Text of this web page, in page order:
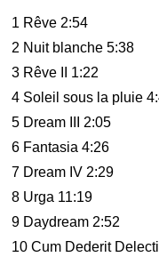
1 Rêve 2:54
2 Nuit blanche 5:38
3 Rêve II 1:22
4 Soleil sous la pluie
5 Dream III 2:05
6 Fantasia 4:26
7 Dream IV 2:29
8 Urga 11:19
9 Daydream 2:52
10 Cum Dederit